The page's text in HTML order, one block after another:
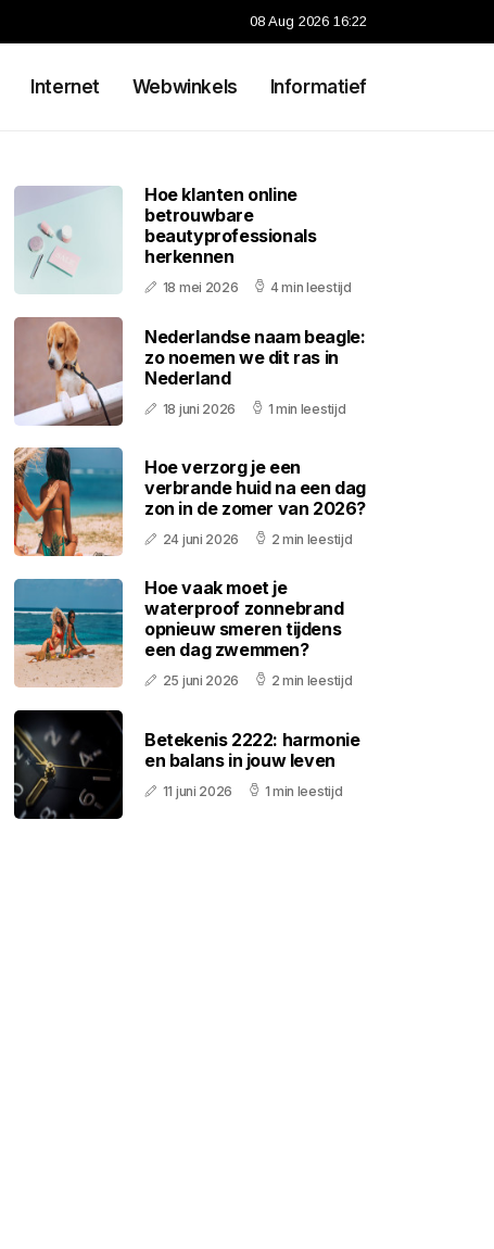
08 Aug 2026 16:22
Internet Webwinkels Informatief
Hoe klanten online
betrouwbare
beautyprofessionals
herkennen
18 mei 2026 4 min leestijd
Nederlandse naam beagle:
zo noemen we dit ras in
Nederland
18 juni 2026 1 min leestijd
Hoe verzorg je een
verbrande huid na een dag
zon in de zomer van 2026?
24 juni 2026 2 min leestijd
Hoe vaak moet je
waterproof zonnebrand
opnieuw smeren tijdens
een dag zwemmen?
25 juni 2026 2 min leestijd
Betekenis 2222: harmonie
en balans in jouw leven
11 juni 2026 1 min leestijd